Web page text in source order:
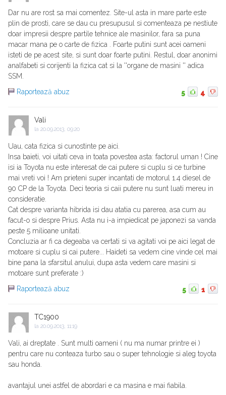
Dar nu are rost sa mai comentez. Site-ul asta in mare parte este
plin de prosti, care se dau cu presupusul si comenteaza pe nestiute
doar impresii despre partile tehnice ale masinilor, fara sa puna
macar mana pe o carte de fizica . Foarte putini sunt acei oameni
isteti de pe acest site, si sunt doar foarte putini. Restul, doar anonimi
analfabeti si corijenti la fizica cat si la ''organe de masini '' adica
SSM.
Raportează abuz
5 4
Vali
la 20.09.2013, 09:20
Uau, cata fizica si cunostinte pe aici.
Insa baieti, voi uitati ceva in toata povestea asta: factorul uman ! Cine
isi ia Toyota nu este interesat de cai putere si cuplu si ce turbine
mai vreti voi ! Am prieteni super incantati de motorul 1.4 diesel de
90 CP de la Toyota. Deci teoria si caii putere nu sunt luati mereu in
consideratie.
Cat despre varianta hibrida isi dau atatia cu parerea, asa cum au
facut-o si despre Prius. Asta nu i-a impiedicat pe japonezi sa vanda
peste 5 milioane unitati.
Concluzia ar fi ca degeaba va certati si va agitati voi pe aici legat de
motoare si cuplu si cai putere... Haideti sa vedem cine vinde cel mai
bine pana la sfarsitul anului, dupa asta vedem care masini si
motoare sunt preferate :)
Raportează abuz
5 1
TC1900
la 20.09.2013, 11:19
Vali, ai dreptate . Sunt multi oameni ( nu ma numar printre ei )
pentru care nu conteaza turbo sau o super tehnologie si aleg toyota
sau honda.
avantajul unei astfel de abordari e ca masina e mai fiabila.